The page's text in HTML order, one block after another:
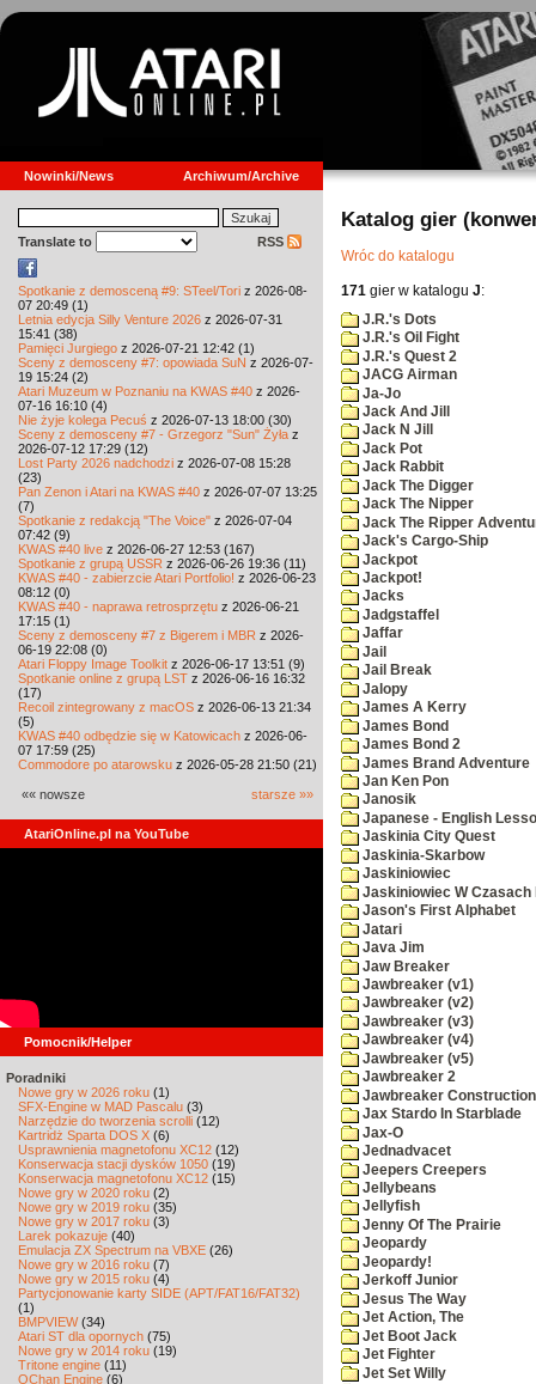
Nowinki/News Archiwum/Archive
Translate to RSS
Spotkanie z demosceną #9: STeel/Tori z 2026-08-
07 20:49 (1)
Letnia edycja Silly Venture 2026 z 2026-07-31
15:41 (38)
Pamięci Jurgiego z 2026-07-21 12:42 (1)
Sceny z demosceny #7: opowiada SuN z 2026-07-
19 15:24 (2)
Atari Muzeum w Poznaniu na KWAS #40 z 2026-
07-16 16:10 (4)
Nie żyje kolega Pecuś z 2026-07-13 18:00 (30)
Sceny z demosceny #7 - Grzegorz "Sun" Żyła z
2026-07-12 17:29 (12)
Lost Party 2026 nadchodzi z 2026-07-08 15:28
(23)
Pan Zenon i Atari na KWAS #40 z 2026-07-07 13:25
(7)
Spotkanie z redakcją "The Voice" z 2026-07-04
07:42 (9)
KWAS #40 live z 2026-06-27 12:53 (167)
Spotkanie z grupą USSR z 2026-06-26 19:36 (11)
KWAS #40 - zabierzcie Atari Portfolio! z 2026-06-23
08:12 (0)
KWAS #40 - naprawa retrosprzętu z 2026-06-21
17:15 (1)
Sceny z demosceny #7 z Bigerem i MBR z 2026-
06-19 22:08 (0)
Atari Floppy Image Toolkit z 2026-06-17 13:51 (9)
Spotkanie online z grupą LST z 2026-06-16 16:32
(17)
Recoil zintegrowany z macOS z 2026-06-13 21:34
(5)
KWAS #40 odbędzie się w Katowicach z 2026-06-
07 17:59 (25)
Commodore po atarowsku z 2026-05-28 21:50 (21)
«« nowsze starsze »»
AtariOnline.pl na YouTube
Pomocnik/Helper
Poradniki
Nowe gry w 2026 roku (1)
SFX-Engine w MAD Pascalu (3)
Narzędzie do tworzenia scrolli (12)
Kartridż Sparta DOS X (6)
Usprawnienia magnetofonu XC12 (12)
Konserwacja stacji dysków 1050 (19)
Konserwacja magnetofonu XC12 (15)
Nowe gry w 2020 roku (2)
Nowe gry w 2019 roku (35)
Nowe gry w 2017 roku (3)
Larek pokazuje (40)
Emulacja ZX Spectrum na VBXE (26)
Nowe gry w 2016 roku (7)
Nowe gry w 2015 roku (4)
Partycjonowanie karty SIDE (APT/FAT16/FAT32)
(1)
BMPVIEW(34)
Atari ST dla opornych (75)
Nowe gry w 2014 roku (19)
Tritone engine (11)
QChan Engine (6)
Katalog gier
Wróc do katalogu
171 gier w katalogu J:
J.R.'s Dots
J.R.'s Oil Fight
J.R.'s Quest 2
JACG Airman
Ja-Jo
Jack And Jill
Jack N Jill
Jack Pot
Jack Rabbit
Jack The Digger
Jack The Nipper
Jack The Ripper
Jack's Cargo-Ship
Jackpot
Jackpot!
Jacks
Jadgstaffel
Jaffar
Jail
Jail Break
Jalopy
James A Kerry
James Bond
James Bond 2
James Brand Adventure
Jan Ken Pon
Janosik
Japanese - English
Jaskinia City Quest
Jaskinia-Skarbow
Jaskiniowiec
Jaskiniowiec W Czasach
Jason's First Alphabet
Jatari
Java Jim
Jaw Breaker
Jawbreaker (v1)
Jawbreaker (v2)
Jawbreaker (v3)
Jawbreaker (v4)
Jawbreaker (v5)
Jawbreaker 2
Jawbreaker Construction
Jax Stardo In Starblade
Jax-O
Jednadvacet
Jeepers Creepers
Jellybeans
Jellyfish
Jenny Of The Prairie
Jeopardy
Jeopardy!
Jerkoff Junior
Jesus The Way
Jet Action, The
Jet Boot Jack
Jet Fighter
Jet Set Willy